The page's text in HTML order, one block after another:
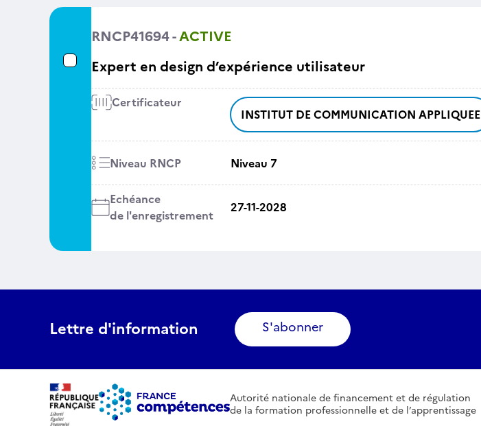
RNCP41694 -ACTIVE
Expert en design d’expérience utilisateur
Certificateur
INSTITUT DE COMMUNICATION APPLIQUEE
Niveau RNCP Niveau 7
Echéance
de l'enregistrement
27-11-2028
Lettre d'information S'abonner
Autorité nationale de financement et de régulation
de la formation professionnelle et de l’apprentissage